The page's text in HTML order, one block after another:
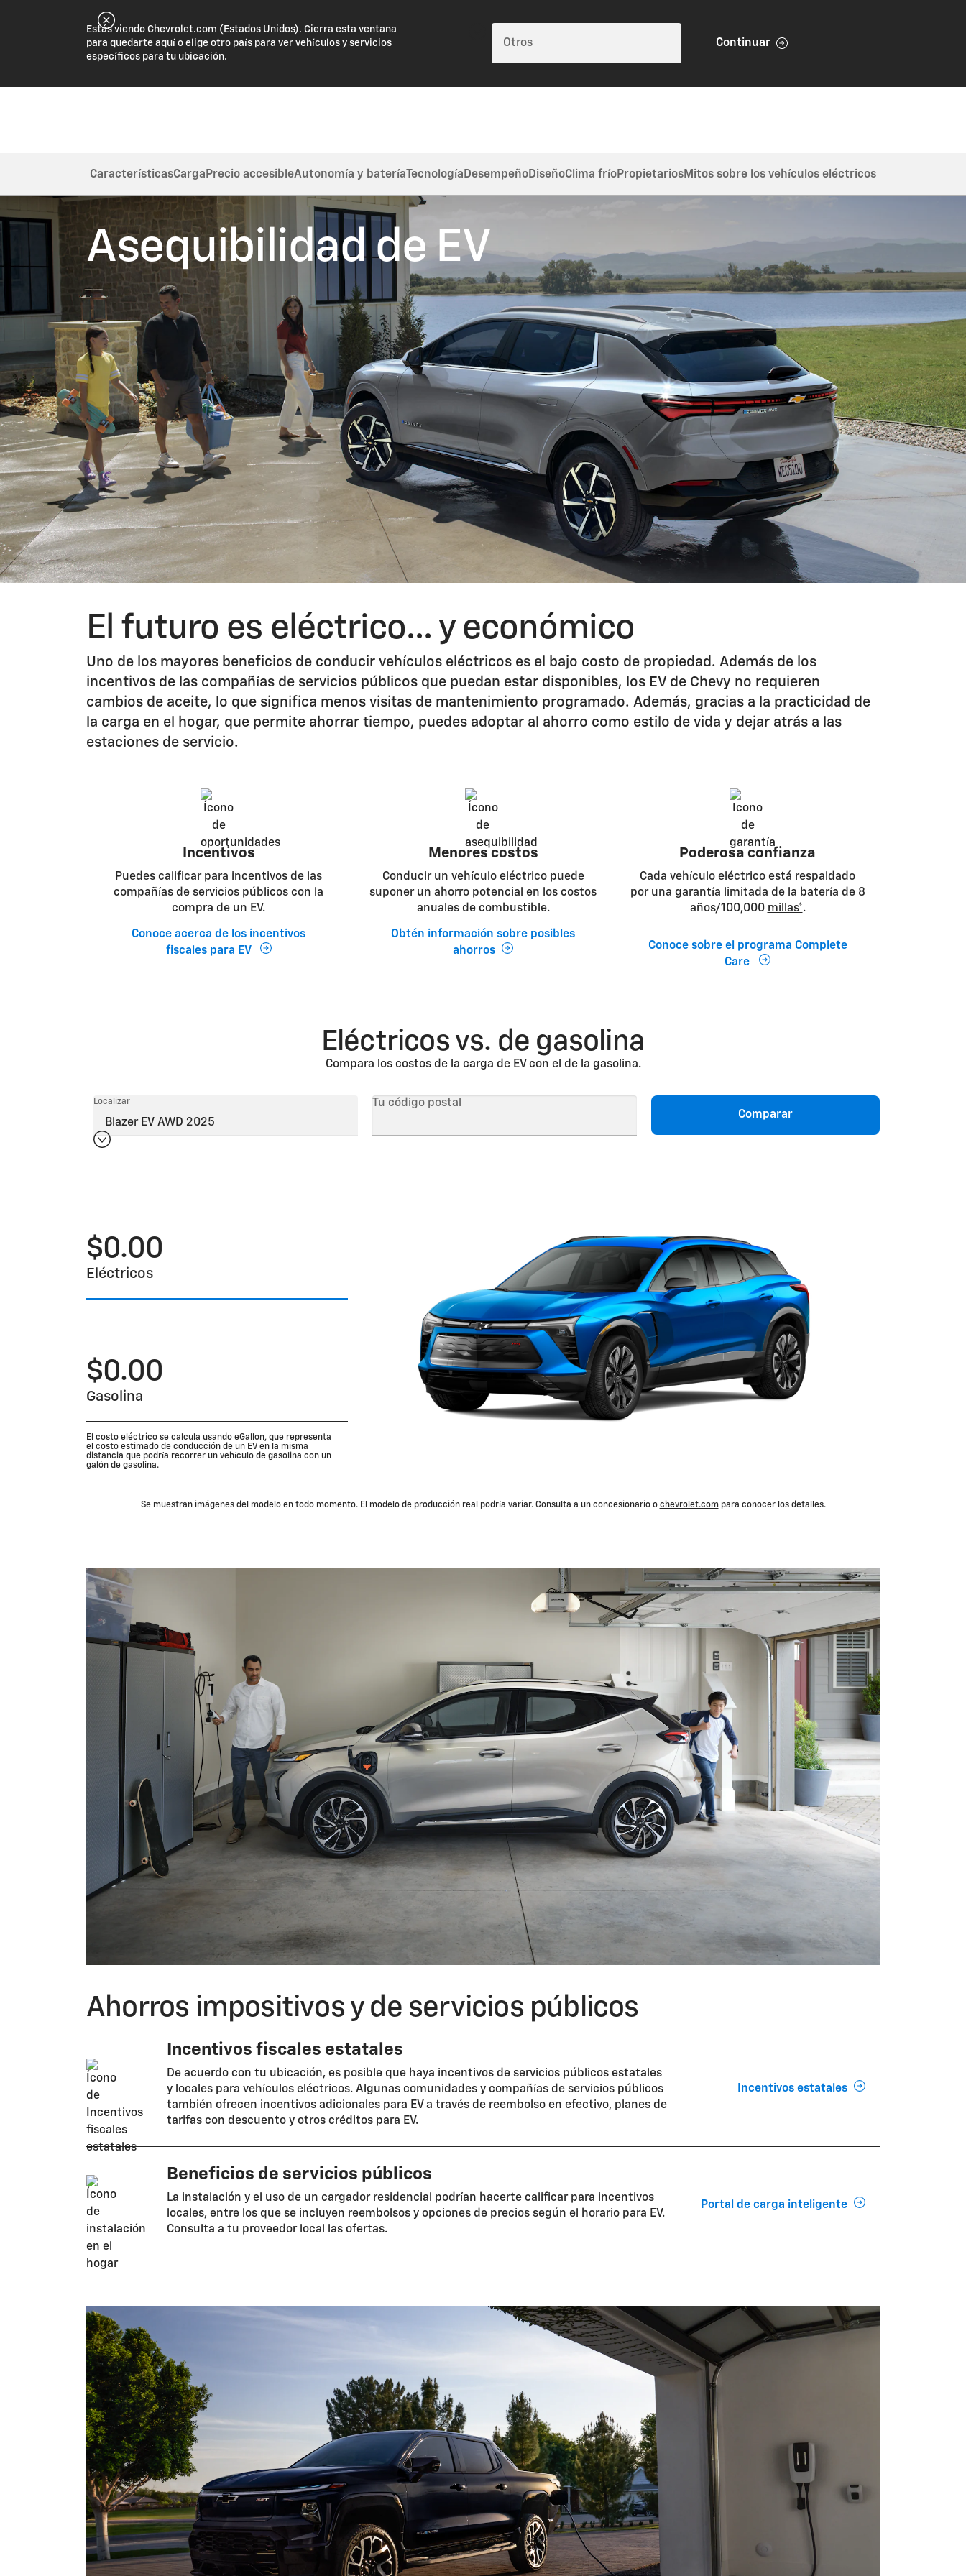
Estás viendo Chevrolet.com (Estados Unidos). Cierra esta ventana
para quedarte aquí o elige otro país para ver vehículos y servicios
específicos para tu ubicación.
Continuar
CaracterísticasCarga Precio accesibleAutonomía y bateríaTecnología DesempeñoDiseñoClima fríoPropietariosMitos sobre los vehículos eléctricos
Asequibilidad de EV
El futuro es eléctrico... y económico
Uno de los mayores beneficios de conducir vehículos eléctricos es el bajo costo de propiedad. Además de los
incentivos de las compañías de servicios públicos que puedan estar disponibles, los EV de Chevy no requieren
cambios de aceite, lo que significa menos visitas de mantenimiento programado. Además, gracias a la practicidad de
la carga en el hogar, que permite ahorrar tiempo, puedes adoptar al ahorro como estilo de vida y dejar atrás a las
estaciones de servicio.
Incentivos
Puedes calificar para incentivos de las
compañías de servicios públicos con la
compra de un EV.
Conoce acerca de los incentivos
fiscales para EV
Menores costos
Conducir un vehículo eléctrico puede
suponer un ahorro potencial en los costos
anuales de combustible.
Obtén información sobre posibles
ahorros
Poderosa confianza
Cada vehículo eléctrico está respaldado
por una garantía limitada de la batería de 8
años/100,000 millas*.
Conoce sobre el programa Complete
Care
Eléctricos vs. de gasolina
Compara los costos de la carga de EV con el de la gasolina.
Localizar
Tu código postal
Comparar
$0.00
Eléctricos
$0.00
Gasolina
El costo eléctrico se calcula usando eGallon, que representa
el costo estimado de conducción de un EV en la misma
distancia que podría recorrer un vehículo de gasolina con un
galón de gasolina.
Se muestran imágenes del modelo en todo momento. El modelo de producción real podría variar. Consulta a un concesionario o chevrolet.compara conocer los detalles.
Ahorros impositivos y de servicios públicos
Incentivos fiscales estatales
De acuerdo con tu ubicación, es posible que haya incentivos de servicios públicos estatales
y locales para vehículos eléctricos. Algunas comunidades y compañías de servicios públicos
también ofrecen incentivos adicionales para EV a través de reembolso en efectivo, planes de
tarifas con descuento y otros créditos para EV.
Incentivos estatales
Beneficios de servicios públicos
La instalación y el uso de un cargador residencial podrían hacerte calificar para incentivos
locales, entre los que se incluyen reembolsos y opciones de precios según el horario para EV.
Consulta a tu proveedor local las ofertas.
Portal de carga inteligente